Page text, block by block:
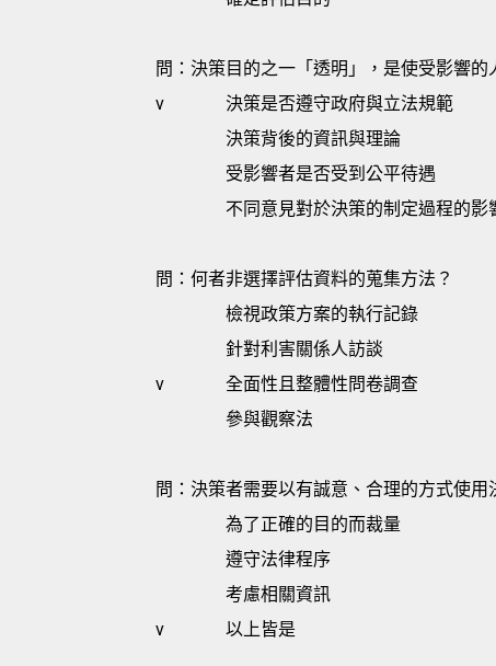
問：決策目的之一「透明」，是使受影響的
v
決策是否遵守政府與立法規範
決策背後的資訊與理論
受影響者是否受到公平待遇
不同意見對於決策的制定過程的影
問：何者非選擇評估資料的蒐集方法？
檢視政策方案的執行記錄
針對利害關係人訪談
v
全面性且整體性問卷調查
參與觀察法
問：決策者需要以有誠意、合理的方式使用
為了正確的目的而裁量
遵守法律程序
考慮相關資訊
v
以上皆是